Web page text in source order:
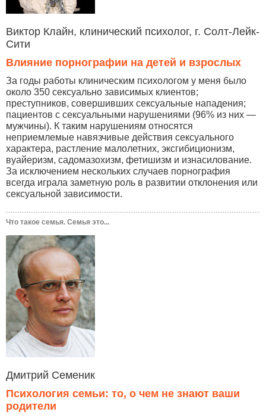
Виктор Клайн, клинический психолог, г. Солт-Лейк-
Сити
Влияние порнографии на детей и взрослых
За годы работы клиническим психологом у меня было
около 350 сексуально зависимых клиентов;
преступников, совершивших сексуальные нападения;
пациентов с сексуальными нарушениями (96% из них —
мужчины). К таким нарушениям относятся
неприемлемые навязчивые действия сексуального
характера, растление малолетних, эксгибиционизм,
вуайеризм, садомазохизм, фетишизм и изнасилование.
За исключением нескольких случаев порнография
всегда играла заметную роль в развитии отклонения или
сексуальной зависимости.
Что такое семья. Семья это...
Дмитрий Семеник
Психология семьи: то, о чем не знают ваши
родители